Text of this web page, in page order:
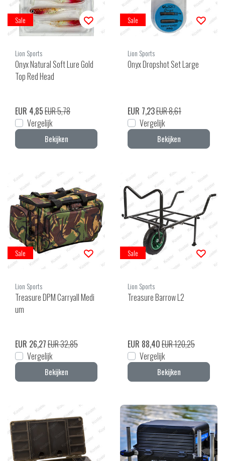
Sale
Lion Sports
Onyx Natural Soft Lure Gold
Top Red Head
EUR 4,85EUR 5,78
Vergelijk
Bekijken
Sale
Lion Sports
Onyx Dropshot Set Large
EUR 7,23EUR 8,61
Vergelijk
Bekijken
Sale
Lion Sports
Treasure DPM Carryall Medi
um
EUR 26,27EUR 32,85
Vergelijk
Bekijken
Sale
Lion Sports
Treasure Barrow L2
EUR 88,40EUR 120,25
Vergelijk
Bekijken